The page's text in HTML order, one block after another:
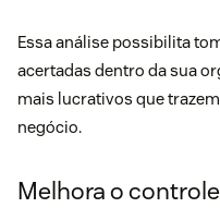
Essa análise possibilita
acertadas dentro da sua
mais lucrativos que
negócio.
Melhora o